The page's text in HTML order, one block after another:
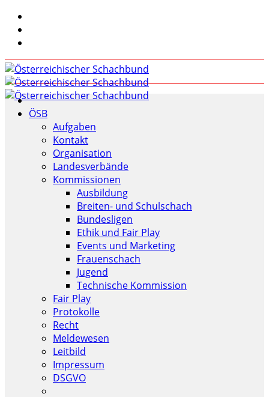
ÖSB
Aufgaben
Kontakt
Organisation
Landesverbände
Kommissionen
Ausbildung
Breiten- und Schulschach
Bundesligen
Ethik und Fair Play
Events und Marketing
Frauenschach
Jugend
Technische Kommission
Fair Play
Protokolle
Recht
Meldewesen
Leitbild
Impressum
DSGVO